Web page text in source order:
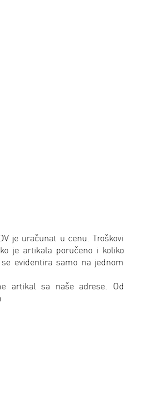
je uračunat u cenu. Troškovi
je artikala poručeno i koliko
evidentira samo na jednom
artikal sa naše adrese. Od